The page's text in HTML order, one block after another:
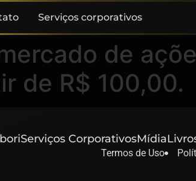
Serviços corporativos
de
de R$ 100,00.
Serviços CorporativosMídia
Termos de Uso